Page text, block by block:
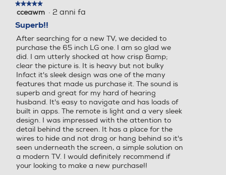
d'immagine preferite, ricevere
suggerimenti personalizzati e accedere
rapidamente alle app più utilizzate.
*I menu e le app supportati possono variare in
base al Paese e al momento del rilascio.
**I consigli sulle parole chiave variano in base
all'app e all'orario e vengono forniti solo nei
Paesi che supportano il riconoscimento vocale
nella propria lingua madre (inclusa l'Italia e
l'italiano).
***L'interfaccia potrebbe variare in seguito agli
aggiornamenti di webOS.
****Immagini su schermo simulate.
Come day or night, Brightness Control detects
the light in your space and balances the picture
accordingly for crisp and clear visuals.
Conversione da 2D a 3D Conversione da 2D a 3D
Lettore o registratore DV
D
Lettore o registratore DV
D
Lettore Blu Ray Lettore Blu Ray
★★★★★
★★★★★
5
5
stelle.
cceawm · 2 anni fa
Superb!!
After searching for a new TV, we decided to
purchase the 65 inch LG one. I am so glad we
did. I am utterly shocked at how crisp &amp;
clear the picture is. It is heavy but not bulky
Infact it's sleek design was one of the many
features that made us purchase it. The sound is
superb and great for my hard of hearing
husband. It's easy to navigate and has loads of
built in apps. The remote is light and a very sleek
design. I was impressed with the attention to
detail behind the screen. It has a place for the
wires to hide and not drag or hang behind so it's
seen underneath the screen, a simple solution on
a modern TV. I would definitely recommend if
your looking to make a new purchase!!